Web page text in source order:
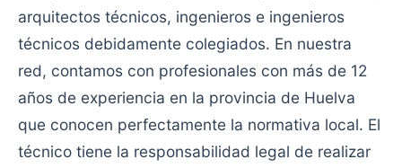
arquitectos técnicos, ingenieros e ingenieros
técnicos debidamente colegiados. En nuestra
red, contamos con profesionales con más de 12
años de experiencia en la provincia de Huelva
que conocen perfectamente la normativa local. El
técnico tiene la responsabilidad legal de realizar